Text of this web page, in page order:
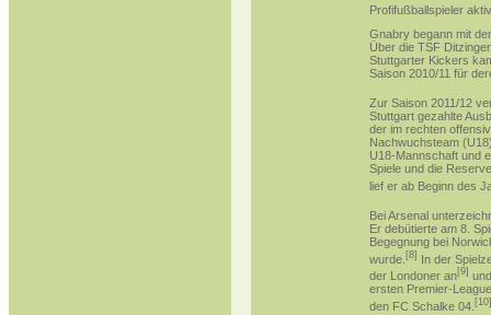
Profifußballspieler
Gnabry begann mit
Über die TSF
Stuttgarter Kickers
Saison 2010/11 für
Zur Saison 2011/12
Stuttgart gezahlte
der im rechten
Nachwuchsteam
U18-Mannschaft und
Spiele und die
lief er ab Beginn des
Bei Arsenal
Er debütierte am 8.
Begegnung bei
wurde. [8] In der
der Londoner an[9]
ersten Premier-
den FC Schalke 04 [10]